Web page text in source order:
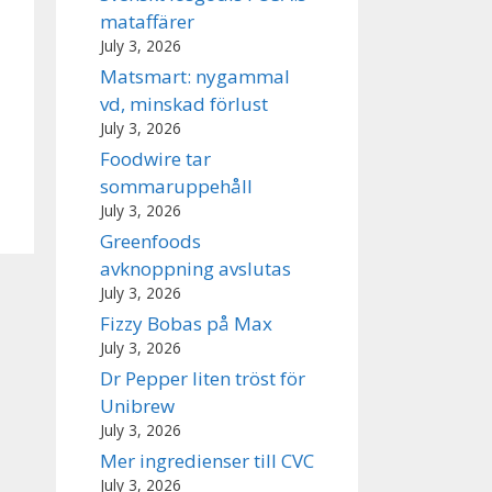
mataffärer
July 3, 2026
Matsmart: nygammal
vd, minskad förlust
July 3, 2026
Foodwire tar
sommaruppehåll
July 3, 2026
Greenfoods
avknoppning avslutas
July 3, 2026
Fizzy Bobas på Max
July 3, 2026
Dr Pepper liten tröst för
Unibrew
July 3, 2026
Mer ingredienser till CVC
July 3, 2026